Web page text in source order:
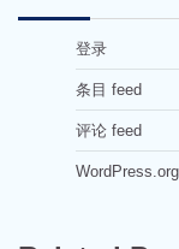
登录
条目 feed
评论 feed
WordPress.org